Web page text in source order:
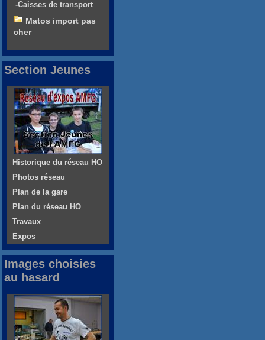
-Caisses de transport
Matos import pas
cher
Section Jeunes
Historique du réseau HO
Photos réseau
Plan de la gare
Plan du réseau HO
Travaux
Expos
Images choisies
au hasard